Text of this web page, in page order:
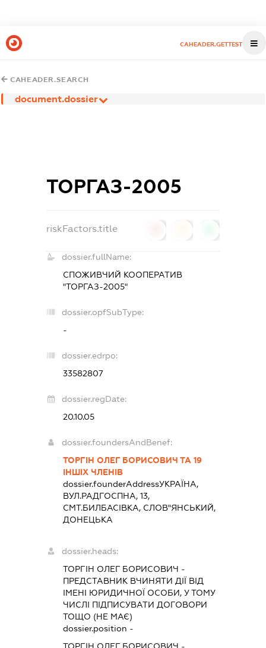
CAHEADER.GETTEST
CAHEADER.SEARCH
document.dossier
ТОРГАЗ-2005
riskFactors.title
dossier.fullName:
СПОЖИВЧИЙ КООПЕРАТИВ
"ТОРГАЗ-2005"
dossier.opfSubType:
-
dossier.edrpo:
33582807
dossier.regDate:
20.10.05
dossier.foundersAndBenef:
ТОРГІН ОЛЕГ БОРИСОВИЧ ТА 19
ІНШІХ ЧЛЕНІВ
dossier.founderAddressУКРАЇНА,
ВУЛ.РАДГОСПНА, 13,
СМТ.БИЛБАСІВКА, СЛОВ"ЯНСЬКИЙ,
ДОНЕЦЬКА
dossier.heads:
ТОРГІН ОЛЕГ БОРИСОВИЧ -
ПРЕДСТАВНИК ВЧИНЯТИ ДІЇ ВІД
ІМЕНІ ЮРИДИЧНОЇ ОСОБИ, У ТОМУ
ЧИСЛІ ПІДПИСУВАТИ ДОГОВОРИ
ТОЩО (НЕ МАЄ)
dossier.position -